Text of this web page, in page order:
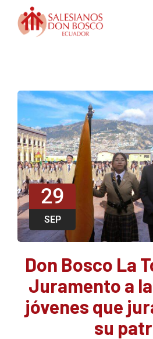
29
SEP
Don Bosco La
Juramento a
jóvenes que
su